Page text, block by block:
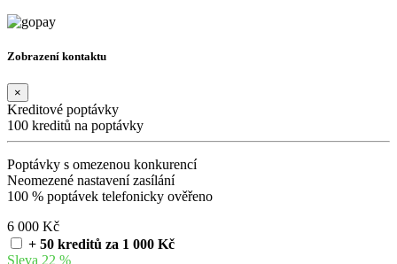
Zobrazení kontaktu
×
Kreditové poptávky
100 kreditů na poptávky
Poptávky s omezenou konkurencí
Neomezené nastavení zasílání
100 % poptávek telefonicky ověřeno
6 000 Kč
+ 50 kreditů za 1 000 Kč
Sleva 22 %